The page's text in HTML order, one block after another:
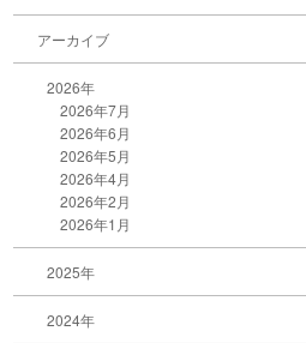
アーカイブ
2026年
2026年7月
2026年6月
2026年5月
2026年4月
2026年2月
2026年1月
2025年
2024年